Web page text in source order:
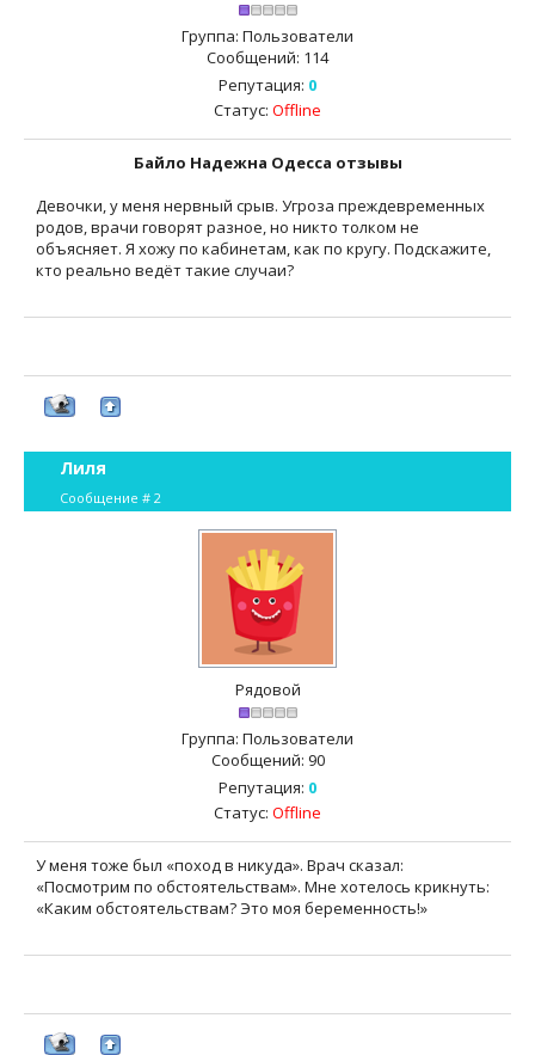
Группа: Пользователи
Сообщений: 114
Репутация: 0
Статус: Offline
Байло Надежна Одесса отзывы
Девочки, у меня нервный срыв. Угроза преждевременных
родов, врачи говорят разное, но никто толком не
объясняет. Я хожу по кабинетам, как по кругу. Подскажите,
кто реально ведёт такие случаи?
Лиля
Сообщение # 2
Рядовой
Группа: Пользователи
Сообщений: 90
Репутация: 0
Статус: Offline
У меня тоже был «поход в никуда». Врач сказал:
«Посмотрим по обстоятельствам». Мне хотелось крикнуть:
«Каким обстоятельствам? Это моя беременность!»